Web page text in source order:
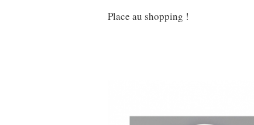
Place au shopping !